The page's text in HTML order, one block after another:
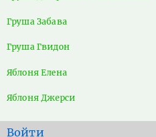
Груша Забава
Груша Гвидон
Яблоня Елена
Яблоня Джерси
User
Войти